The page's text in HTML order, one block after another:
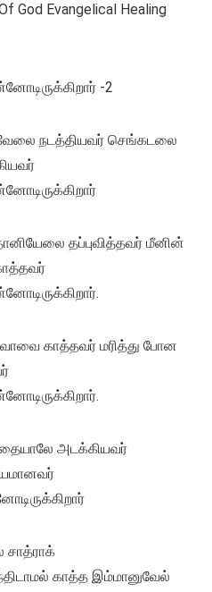
God Evangelical Healing
-2
நடத்தியவர் செங்கடலை
தப்புவித்தவர் மீனின்
காத்தவர் மரித்து போன
அடக்கியவர்
சாத்ராக்
காத்த இம்மானுவேல்